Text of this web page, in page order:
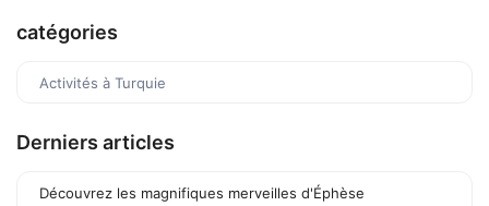
catégories
Activités à Turquie
Derniers articles
Découvrez les magnifiques merveilles d'Éphèse